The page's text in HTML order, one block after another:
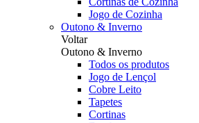
Jogo de Cozinha
Outono & Inverno
Voltar
Outono & Inverno
Todos os produtos
Jogo de Lençol
Cobre Leito
Tapetes
Cortinas